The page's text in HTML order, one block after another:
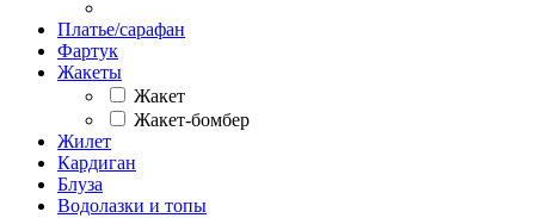
Платье/сарафан
Фартук
Жакеты
Жакет
Жакет-бомбер
Жилет
Кардиган
Блуза
Водолазки и топы